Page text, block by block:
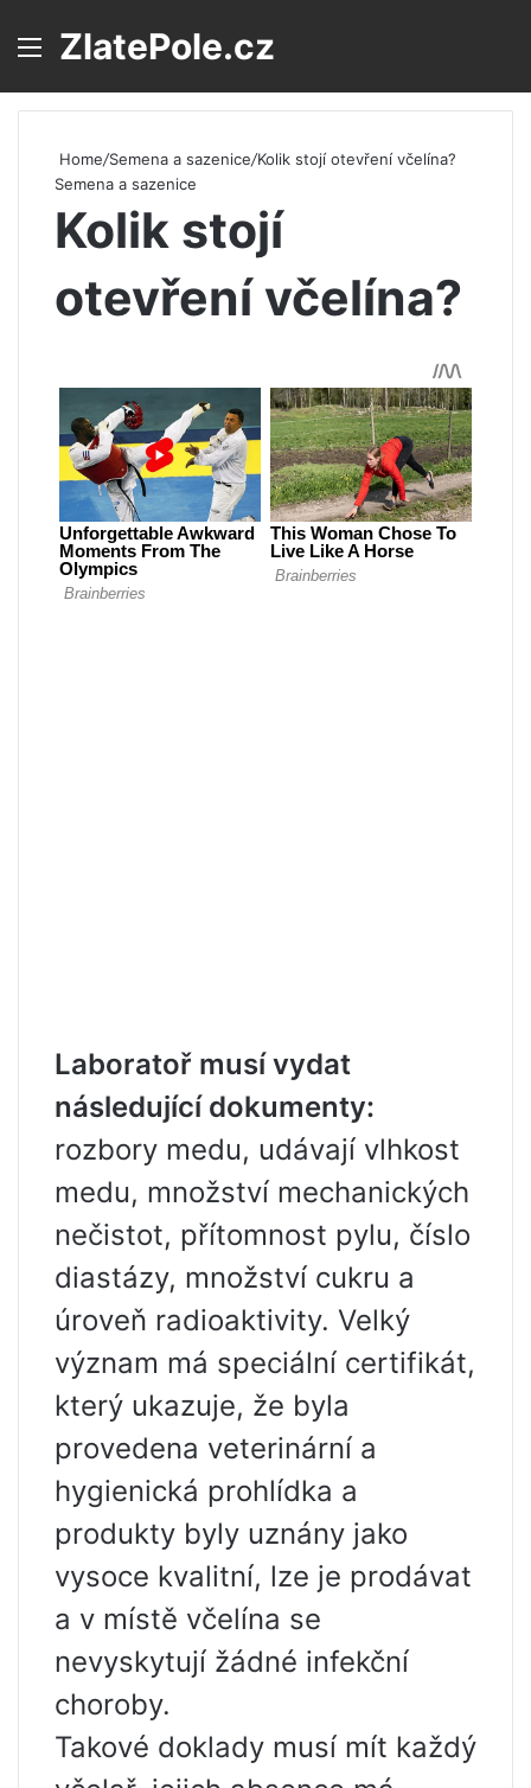
Menu
ZlatePole.cz
Home/Semena a sazenice/Kolik stojí otevření včelína?
Semena a sazenice
Kolik stojí
otevření včelína?
Laboratoř musí vydat
následující dokumenty:
rozbory medu, udávají vlhkost
medu, množství mechanických
nečistot, přítomnost pylu, číslo
diastázy, množství cukru a
úroveň radioaktivity. Velký
význam má speciální certifikát,
který ukazuje, že byla
provedena veterinární a
hygienická prohlídka a
produkty byly uznány jako
vysoce kvalitní, lze je prodávat
a v místě včelína se
nevyskytují žádné infekční
choroby.
Takové doklady musí mít každý